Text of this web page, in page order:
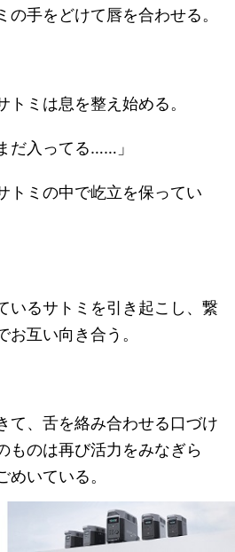
手をどけて唇を合わせる。
ミは息を整え始める。
だ入ってる……」
トミの中で屹立を保ってい
いるサトミを引き起こし、繋
互い向き合う。
て、舌を絡み合わせる口づけ
ものは再び活力をみなぎら
いている。
る……」